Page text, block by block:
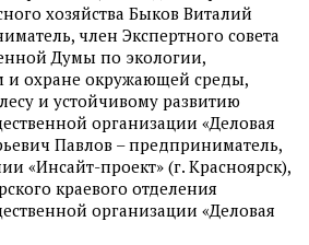
хозяйства Быков Виталий
член Экспертного совета
Думы по экологии,
и охране окружающей среды,
и устойчивому развитию
организации «Деловая
Павлов – предприниматель,
«Инсайт-проект» (г. Красноярск),
краевого отделения
организации «Деловая